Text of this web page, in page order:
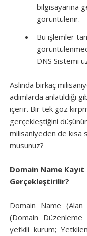
bilgisayarına
görüntülenir.
Bu işlemler
DNS Sistemi
Aslında birkaç
adımlarda anlatıldığı
içerir. Bir tek göz
gerçekleştiğini
milisaniyeden de kısa
musunuz?
Domain Name
Gerçekleştirilir?
Domain Name (Alan
(Domain
yetkili kurum;